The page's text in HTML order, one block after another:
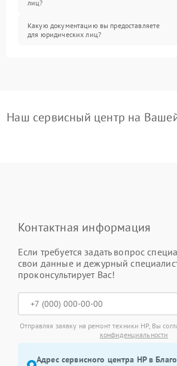
лиц?
Какую документацию вы предоставляете
для юридических лиц?
Наш сервисный центр на
Контактная информация
Если требуется задать вопрос
свои данные и дежурный
проконсультирует Вас!
Отправляя заявку на ремонт техники HP, Вы
конфиденциальности
Адрес сервисного центра HP в